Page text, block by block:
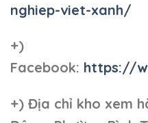
nghiep-viet-xanh/
+)
Facebook: https://
+) Địa chỉ kho xem